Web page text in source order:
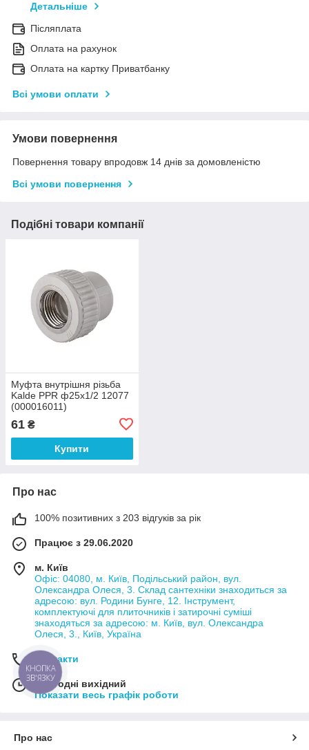
Детальніше
Післяплата
Оплата на рахунок
Оплата на картку Приватбанку
Всі умови оплати
Умови повернення
Повернення товару впродовж 14 днів за домовленістю
Всі умови повернення
Подібні товари компанії
Муфта внутрішня різьба
Kalde PPR ф25х1/2 12077
(000016011)
61 ₴
Купити
Про нас
100% позитивних з 203 відгуків за рік
Працює з 29.06.2020
м. Київ
Офіс: 04080, м. Київ, Подільський район, вул.
Олександра Олеся, 3. Склад сантехніки знаходиться за
адресою: вул. Родини Бунге, 12. Інструмент,
комплектуючі для плиточників і затирочні суміші
знаходяться за адресою: м. Київ, вул. Олександра
Олеся, 3., Київ, Україна
Контакти
Сьогодні вихідний
Показати весь графік роботи
Про нас
КНОПКА
ЗВ'ЯЗКУ